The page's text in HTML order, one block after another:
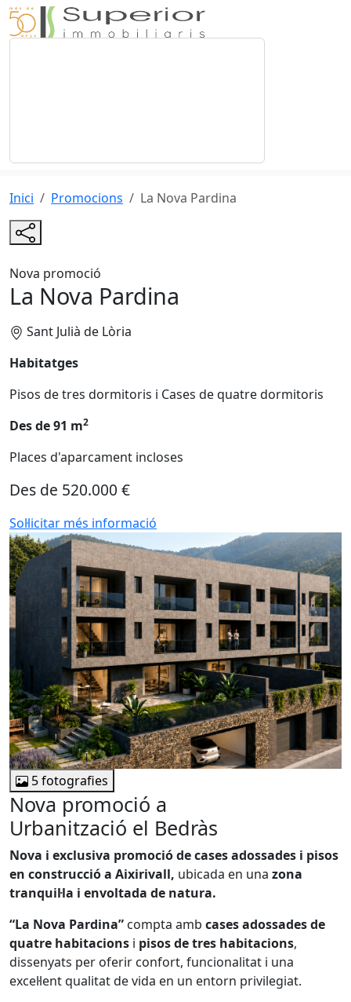
Inici Promocions La Nova Pardina
Nova promoció
La Nova Pardina
Sant Julià de Lòria
Habitatges
Pisos de tres dormitoris i Cases de quatre dormitoris
Des de 91 m2
Places d'aparcament incloses
Des de 520.000 €
Sol·licitar més informació
5 fotografies
Nova promoció a
Urbanització el Bedràs
Nova i exclusiva promoció de cases adossades i pisos
en construcció a Aixirivall, ubicada en una zona
tranquil·la i envoltada de natura.
“La Nova Pardina” compta amb cases adossades de
quatre habitacions i pisos de tres habitacions,
dissenyats per oferir confort, funcionalitat i una
excel·lent qualitat de vida en un entorn privilegiat.